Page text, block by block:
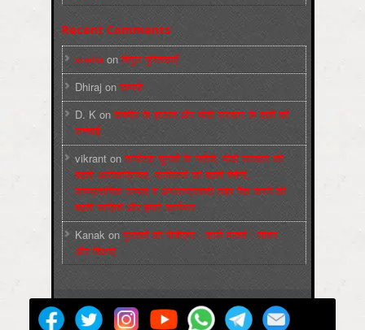
Recent Comments
sneha on बिगुल पुस्तिकाएँ
Dhiraj on सम्पर्क
D. K on कश्मीर के हालात और मोदी सरकार के दावों की
सच्चाई
vikrant onकर्नाटक चुनावों के नतीजे, मोदी सरकार की
बढ़ती अलोकप्रियता, फ़ासिस्टों की बढ़ती बेचैनी,
साम्प्रदायिक उन्माद व अन्धराष्ट्रवादी लहर पैदा करने की
बढ़ती साज़िशें और हमारे कार्यभार
Kanak onपुस्‍तकों की पीडीएफ : कार्ल मार्क्‍स : जीवन
और शिक्षाएं
मज़दूर बिगुल Powered by
WordPress
Max Magazine Theme was created by